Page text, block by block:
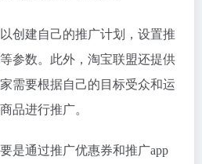
创建自己的推广计划，设置推
参数。此外，淘宝联盟还提供
需要根据自己的目标受众和运
品进行推广。
是通过推广优惠券和推广app